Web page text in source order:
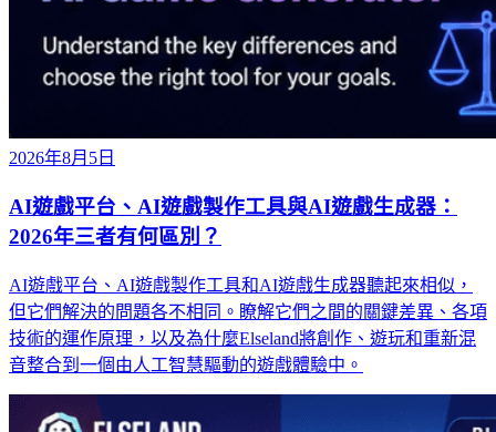
2026年8月5日
AI遊戲平台、AI遊戲製作工具與AI遊戲生成器：
2026年三者有何區別？
AI遊戲平台、AI遊戲製作工具和AI遊戲生成器聽起來相似，
但它們解決的問題各不相同。瞭解它們之間的關鍵差異、各項
技術的運作原理，以及為什麼Elseland將創作、遊玩和重新混
音整合到一個由人工智慧驅動的遊戲體驗中。